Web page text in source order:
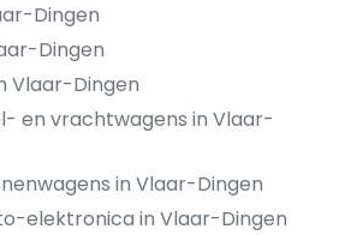
Dingen
Dingen
Vlaar-Dingen
en vrachtwagens in Vlaar-
in Vlaar-Dingen
elektronica in Vlaar-Dingen